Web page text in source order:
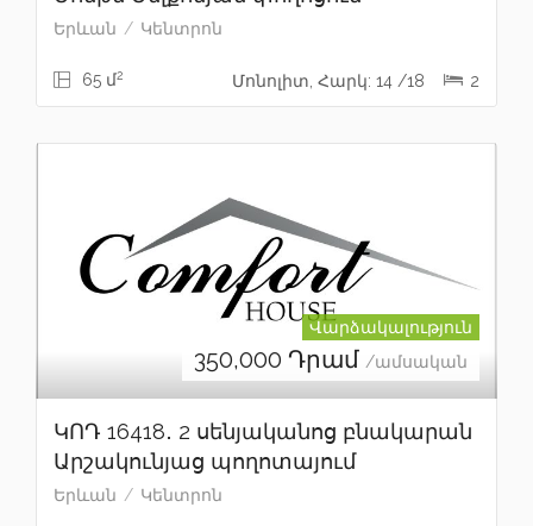
Երևան Կենտրոն
65 մ2 Մոնոլիտ, Հարկ: 14 /18 2
Վարձակալություն
350,000 Դրամ /ամսական
ԿՈԴ 16418․ 2 սենյականոց բնակարան
Արշակունյաց պողոտայում
Երևան Կենտրոն